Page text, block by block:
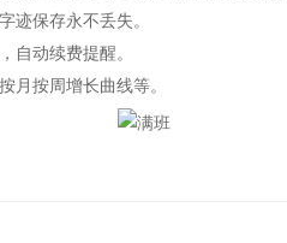
保存永不丢失。
动续费提醒。
按周增长曲线等。